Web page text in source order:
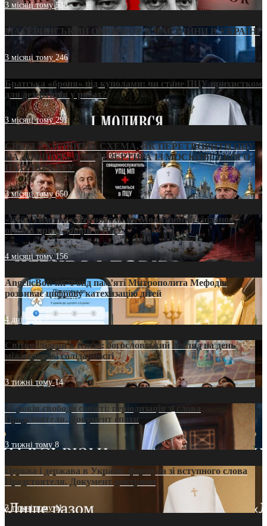
3 місяці тому538
МАТЕРИНСЬКИЙ ОМОРФОР В ЧАС ВІЙНИ В УКРАЇНІ
3 місяці тому246
Братська «броня» під куполами: чи стане ПЦУ прихистком
для дезертирів у рясах?
3 місяці тому291
СВЯТІ УХИЛЯНТИ: СХЕМА, ЯК ПЕРЕТВОРИТИ ПЦУ
НА «ОФШОР» ДЛЯ ДЕЗЕРТИРА ІЗ МОСКОВСЬКОГО
ПАТРІАРХАТУ
3 місяці тому650
«Кейс Тихона» у Тернополі: як Молитовний сніданок
оголив кризу довіри в ПЦУ
4 місяці тому156
AngelicBot: як Фонд пам’яті Митрополита Мефодія
розвиває цифрову катехизацію дітей
4 дні тому7
Світові лідери в Києві: богословський погляд на день
міжнародної солідарності
3 тижні тому14
35 років свободи совісті: періодизація зі слова
Предстоятеля. Документ епохи
3 тижні тому 8
Церква і держава в Україні: формула зі вступного слова
Предстоятеля. Документ доктрини
3 тижні тому11